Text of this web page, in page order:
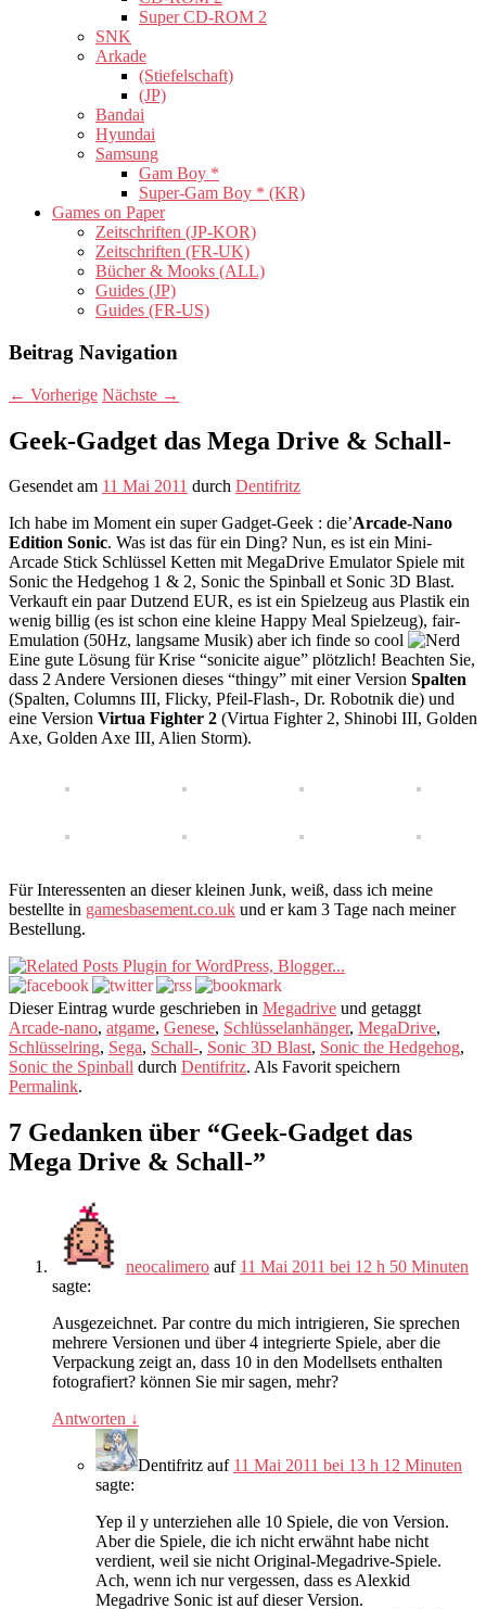
Super CD-ROM 2
SNK
Arkade
(Stiefelschaft)
(JP)
Bandai
Hyundai
Samsung
Gam Boy *
Super-Gam Boy * (KR)
Games on Paper
Zeitschriften (JP-KOR)
Zeitschriften (FR-UK)
Bücher & Mooks (ALL)
Guides (JP)
Guides (FR-US)
Beitrag Navigation
← Vorherige Nächste →
Geek-Gadget das Mega Drive & Schall-
Gesendet am 11 Mai 2011 durch Dentifritz
Ich habe im Moment ein super Gadget-Geek : die’Arcade-Nano
Edition Sonic. Was ist das für ein Ding? Nun, es ist ein Mini-
Arcade Stick Schlüssel Ketten mit MegaDrive Emulator Spiele mit
Sonic the Hedgehog 1 & 2, Sonic the Spinball et Sonic 3D Blast.
Verkauft ein paar Dutzend EUR, es ist ein Spielzeug aus Plastik ein
wenig billig (es ist schon eine kleine Happy Meal Spielzeug), fair-
Emulation (50Hz, langsame Musik) aber ich finde so cool
Eine gute Lösung für Krise “sonicite aigue” plötzlich! Beachten Sie,
dass 2 Andere Versionen dieses “thingy” mit einer Version Spalten
(Spalten, Columns III, Flicky, Pfeil-Flash-, Dr. Robotnik die) und
eine Version Virtua Fighter 2 (Virtua Fighter 2, Shinobi III, Golden
Axe, Golden Axe III, Alien Storm).
Für Interessenten an dieser kleinen Junk, weiß, dass ich meine
bestellte in gamesbasement.co.uk und er kam 3 Tage nach meiner
Bestellung.
Dieser Eintrag wurde geschrieben in Megadrive und getaggt
Arcade-nano, atgame, Genese, Schlüsselanhänger, MegaDrive,
Schlüsselring, Sega, Schall-, Sonic 3D Blast, Sonic the Hedgehog,
Sonic the Spinball durch Dentifritz. Als Favorit speichern
Permalink.
7 Gedanken über “Geek-Gadget das
Mega Drive & Schall-”
neocalimero auf 11 Mai 2011 bei 12 h 50 Minuten
sagte:
Ausgezeichnet. Par contre du mich intrigieren, Sie sprechen
mehrere Versionen und über 4 integrierte Spiele, aber die
Verpackung zeigt an, dass 10 in den Modellsets enthalten
fotografiert? können Sie mir sagen, mehr?
Antworten ↓
Dentifritz auf 11 Mai 2011 bei 13 h 12 Minuten
sagte:
Yep il y unterziehen alle 10 Spiele, die von Version.
Aber die Spiele, die ich nicht erwähnt habe nicht
verdient, weil sie nicht Original-Megadrive-Spiele.
Ach, wenn ich nur vergessen, dass es Alexkid
Megadrive Sonic ist auf dieser Version.